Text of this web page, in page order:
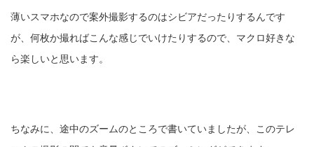
薄いスマホなので案外撮影するのはシビアだったりするんです
が、何枚か撮ればこんな感じでいけたりするので、マクロ好きな
ら楽しいと思います。
ちなみに、途中のズームのところで書いていましたが、このテレ